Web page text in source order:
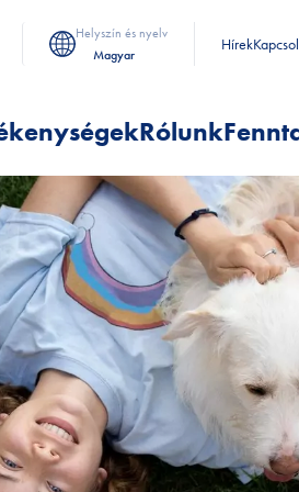
Helyszín és nyelv
Magyar
Hírek
Rólunk